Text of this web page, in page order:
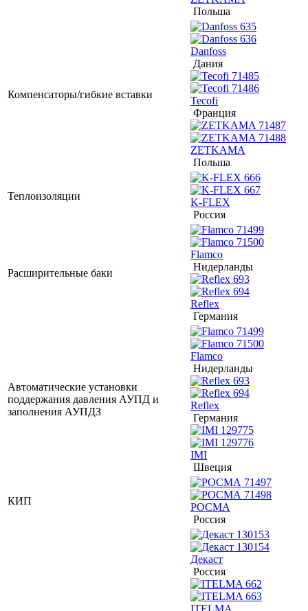
Польша
Компенсаторы/гибкие вставки
Danfoss
Дания
Tecofi
Франция
ZETKAMA
Польша
Теплоизоляции
K-FLEX
Россия
Расширительные баки
Flamco
Нидерланды
Reflex
Германия
Автоматические установки
поддержания давления АУПД и
заполнения АУПДЗ
Flamco
Нидерланды
Reflex
Германия
IMI
Швеция
КИП
РОСМА
Россия
Декаст
Россия
ITELMA